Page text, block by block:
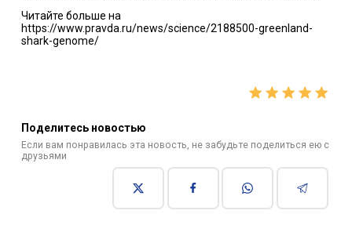
Читайте больше на
https://www.pravda.ru/news/science/2188500-greenland-
shark-genome/
Поделитесь новостью
Если вам понравилась эта новость, не забудьте поделиться ею с
друзьями